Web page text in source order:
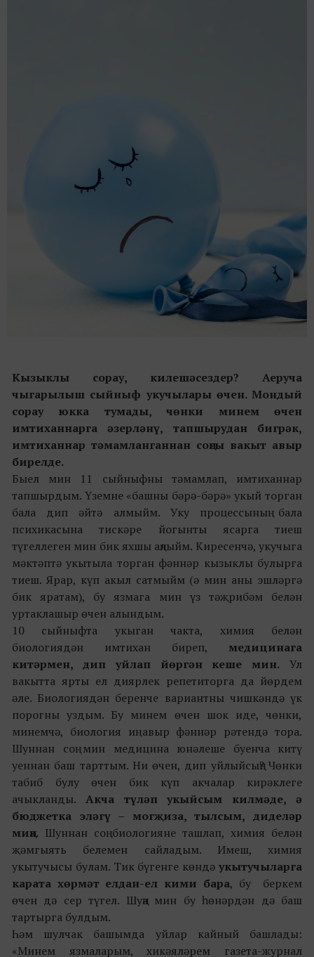
Кызыклы сорау, килешәсездер? Аеруча
чыгарылыш сыйныф укучылары өчен. Мондый
сорау юкка тумады, чөнки минем өчен
имтиханнарга әзерләнү, тапшырудан бигрәк,
имтиханнар тәмамланганнан соңгы вакыт авыр
бирелде.
Быел мин 11 сыйныфны тәмамлап, имтиханнар
тапшырдым. Үземне «башны бәрә-бәрә» укый торган
бала дип әйтә алмыйм. Уку процессының бала
психикасына тискәре йогынты ясарга тиеш
түгеллеген мин бик яхшы аңлыйм. Киресенчә, укучыга
мәктәптә укытыла торган фәннәр кызыклы булырга
тиеш. Ярар, күп акыл сатмыйм (ә мин аны эшләргә
бик яратам), бу язмага мин үз тәҗрибәм белән
уртаклашыр өчен алындым.
10 сыйныфта укыган чакта, химия белән
биологиядән имтихан биреп, медицинага
китәрмен, дип уйлап йөргән кеше мин. Ул
вакытта ярты ел диярлек репетиторга да йөрдем
әле. Биологиядән беренче вариантны чишкәндә үк
порогны уздым. Бу минем өчен шок иде, чөнки,
минемчә, биология иң авыр фәннәр рәтендә тора.
Шуннан соң мин медицина юнәлеше буенча китү
уеннан баш тарттым. Ни өчен, дип уйлыйсың? Чөнки
табиб булу өчен бик күп акчалар кирәклеге
ачыкланды. Акча түләп укыйсым килмәде, ә
бюджетка эләгү – могҗиза, тылсым, диделәр
миңа. Шуннан соң биологияне ташлап, химия белән
җәмгыять белемен сайладым. Имеш, химия
укытучысы булам. Тик бүгенге көндә укытучыларга
карата хөрмәт елдан-ел кими бара, бу беркем
өчен дә сер түгел. Шуңа мин бу һөнәрдән дә баш
тартырга булдым.
Һәм шулчак башымда уйлар кайный башлады:
«Минем язмаларым, хикәяләрем газета-журнал